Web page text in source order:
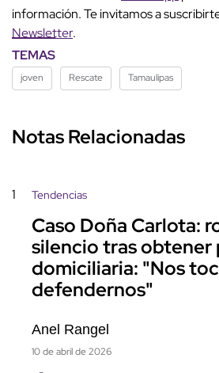
información. Te invitamos a
Newsletter.
TEMAS
joven Rescate Tamaulipas
Notas Relacionadas
1 Tendencias
Caso Doña Carlota:
silencio tras obtener
domiciliaria: "Nos
defendernos"
Anel Rangel
10 de abril de 2026